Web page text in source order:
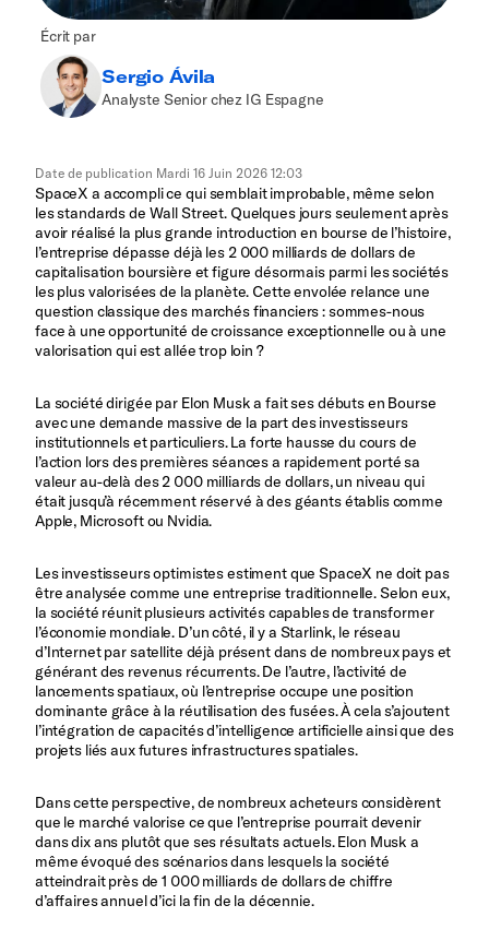
Écrit par
Sergio Ávila
Analyste Senior chez IG Espagne
Date de publication Mardi 16 Juin 2026 12:03
SpaceX a accompli ce qui semblait improbable, même selon
les standards de Wall Street. Quelques jours seulement après
avoir réalisé la plus grande introduction en bourse de l’histoire,
l’entreprise dépasse déjà les 2 000 milliards de dollars de
capitalisation boursière et figure désormais parmi les sociétés
les plus valorisées de la planète. Cette envolée relance une
question classique des marchés financiers : sommes-nous
face à une opportunité de croissance exceptionnelle ou à une
valorisation qui est allée trop loin ?
La société dirigée par Elon Musk a fait ses débuts en Bourse
avec une demande massive de la part des investisseurs
institutionnels et particuliers. La forte hausse du cours de
l’action lors des premières séances a rapidement porté sa
valeur au-delà des 2 000 milliards de dollars, un niveau qui
était jusqu’à récemment réservé à des géants établis comme
Apple, Microsoft ou Nvidia.
Les investisseurs optimistes estiment que SpaceX ne doit pas
être analysée comme une entreprise traditionnelle. Selon eux,
la société réunit plusieurs activités capables de transformer
l’économie mondiale. D’un côté, il y a Starlink, le réseau
d’Internet par satellite déjà présent dans de nombreux pays et
générant des revenus récurrents. De l’autre, l’activité de
lancements spatiaux, où l’entreprise occupe une position
dominante grâce à la réutilisation des fusées. À cela s’ajoutent
l’intégration de capacités d’intelligence artificielle ainsi que des
projets liés aux futures infrastructures spatiales.
Dans cette perspective, de nombreux acheteurs considèrent
que le marché valorise ce que l’entreprise pourrait devenir
dans dix ans plutôt que ses résultats actuels. Elon Musk a
même évoqué des scénarios dans lesquels la société
atteindrait près de 1 000 milliards de dollars de chiffre
d’affaires annuel d’ici la fin de la décennie.